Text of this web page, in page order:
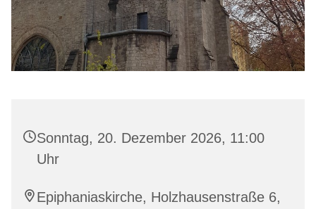
Sonntag, 20. Dezember 2026, 11:00
Uhr
Epiphaniaskirche, Holzhausenstraße 6,